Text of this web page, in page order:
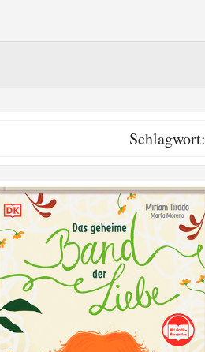
Schlagwort: